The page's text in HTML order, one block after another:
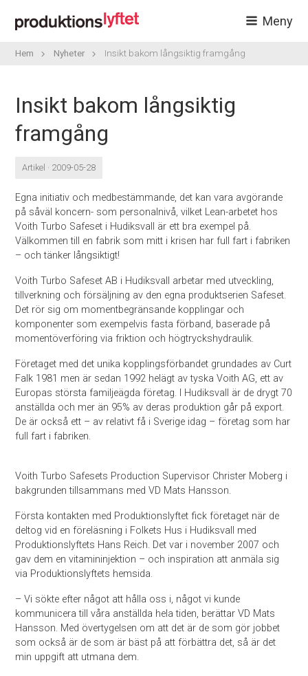
Meny
Hem Nyheter Insikt bakom långsiktig framgång
Insikt bakom långsiktig
framgång
Artikel · 2009-05-28
Egna initiativ och medbestämmande, det kan vara avgörande
på såväl koncern- som personalnivå, vilket Lean-arbetet hos
Voith Turbo Safeset i Hudiksvall är ett bra exempel på.
Välkommen till en fabrik som mitt i krisen har full fart i fabriken
– och tänker långsiktigt!
Voith Turbo Safeset AB i Hudiksvall arbetar med utveckling,
tillverkning och försäljning av den egna produktserien Safeset.
Det rör sig om momentbegränsande kopplingar och
komponenter som exempelvis fasta förband, baserade på
momentöverföring via friktion och högtryckshydraulik.
Företaget med det unika kopplingsförbandet grundades av Curt
Falk 1981 men är sedan 1992 helägt av tyska Voith AG, ett av
Europas största familjeägda företag. I Hudiksvall är de drygt 70
anställda och mer än 95% av deras produktion går på export.
De är också ett – av relativt få i Sverige idag – företag som har
full fart i fabriken.
Voith Turbo Safesets Production Supervisor Christer Moberg i
bakgrunden tillsammans med VD Mats Hansson.
Första kontakten med Produktionslyftet fick företaget när de
deltog vid en föreläsning i Folkets Hus i Hudiksvall med
Produktionslyftets Hans Reich. Det var i november 2007 och
gav dem en vitamininjektion – och inspiration att anmäla sig
via Produktionslyftets hemsida.
– Vi sökte efter något att hålla oss i, något vi kunde
kommunicera till våra anställda hela tiden, berättar VD Mats
Hansson. Med övertygelsen om att det är de som gör jobbet
som också är de som är bäst på att förbättra det, så är det
min uppgift att utmana dem.